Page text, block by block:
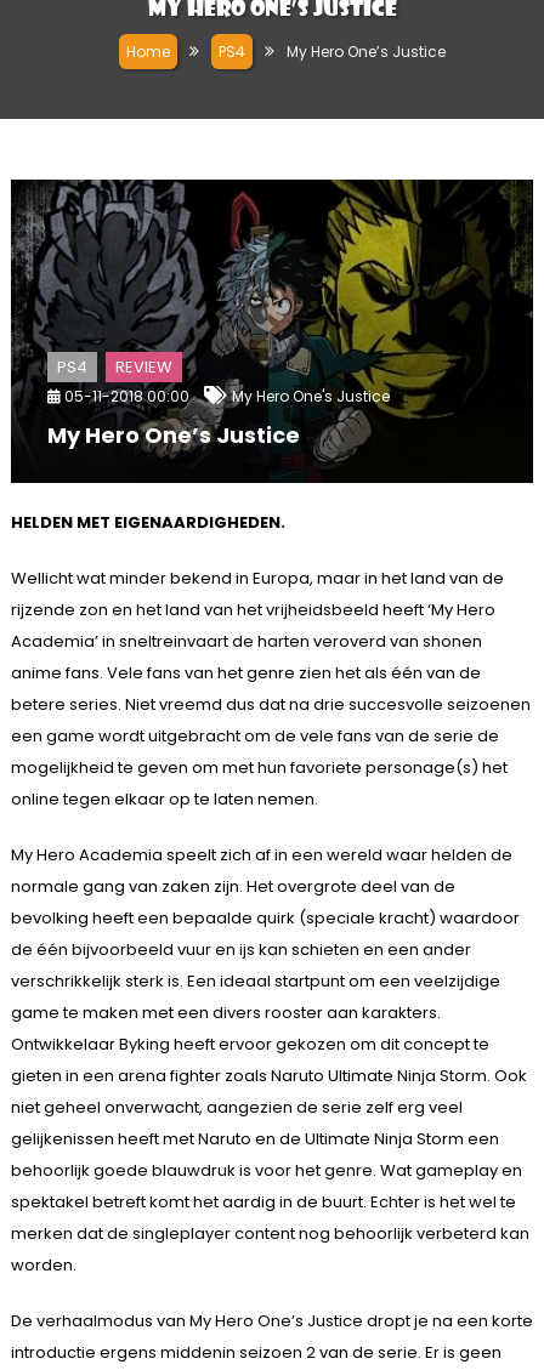
My Hero One’s Justice
Home PS4 My Hero One’s Justice
PS4 REVIEW
05-11-2018 00:00 My Hero One's Justice
My Hero One’s Justice
HELDEN MET EIGENAARDIGHEDEN.
Wellicht wat minder bekend in Europa, maar in het land van de
rijzende zon en het land van het vrijheidsbeeld heeft ‘My Hero
Academia’ in sneltreinvaart de harten veroverd van shonen
anime fans. Vele fans van het genre zien het als één van de
betere series. Niet vreemd dus dat na drie succesvolle seizoenen
een game wordt uitgebracht om de vele fans van de serie de
mogelijkheid te geven om met hun favoriete personage(s) het
online tegen elkaar op te laten nemen.
My Hero Academia speelt zich af in een wereld waar helden de
normale gang van zaken zijn. Het overgrote deel van de
bevolking heeft een bepaalde quirk (speciale kracht) waardoor
de één bijvoorbeeld vuur en ijs kan schieten en een ander
verschrikkelijk sterk is. Een ideaal startpunt om een veelzijdige
game te maken met een divers rooster aan karakters.
Ontwikkelaar Byking heeft ervoor gekozen om dit concept te
gieten in een arena fighter zoals Naruto Ultimate Ninja Storm. Ook
niet geheel onverwacht, aangezien de serie zelf erg veel
gelijkenissen heeft met Naruto en de Ultimate Ninja Storm een
behoorlijk goede blauwdruk is voor het genre. Wat gameplay en
spektakel betreft komt het aardig in de buurt. Echter is het wel te
merken dat de singleplayer content nog behoorlijk verbeterd kan
worden.
De verhaalmodus van My Hero One’s Justice dropt je na een korte
introductie ergens middenin seizoen 2 van de serie. Er is geen